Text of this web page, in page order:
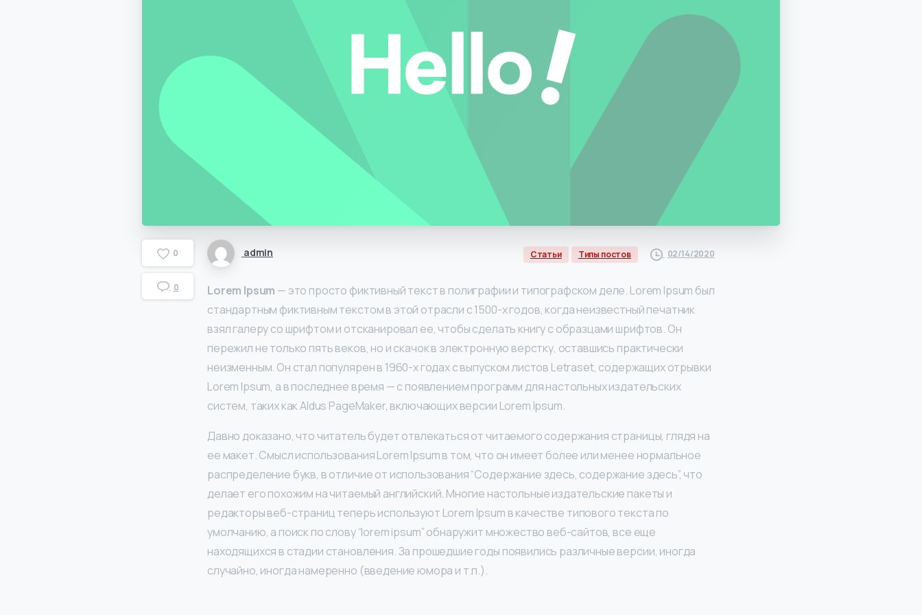
0
0
admin Статьи Типы постов 02/14/2020
Lorem Ipsum — это просто фиктивный текст в полиграфии и типографском деле. Lorem Ipsum был
стандартным фиктивным текстом в этой отрасли с 1500-х годов, когда неизвестный печатник
взял галеру со шрифтом и отсканировал ее, чтобы сделать книгу с образцами шрифтов. Он
пережил не только пять веков, но и скачок в электронную верстку, оставшись практически
неизменным. Он стал популярен в 1960-х годах с выпуском листов Letraset, содержащих отрывки
Lorem Ipsum, а в последнее время — с появлением программ для настольных издательских
систем, таких как Aldus PageMaker, включающих версии Lorem Ipsum.
Давно доказано, что читатель будет отвлекаться от читаемого содержания страницы, глядя на
ее макет. Смысл использования Lorem Ipsum в том, что он имеет более или менее нормальное
распределение букв, в отличие от использования “Содержание здесь, содержание здесь”, что
делает его похожим на читаемый английский. Многие настольные издательские пакеты и
редакторы веб-страниц теперь используют Lorem Ipsum в качестве типового текста по
умолчанию, а поиск по слову “lorem ipsum” обнаружит множество веб-сайтов, все еще
находящихся в стадии становления. За прошедшие годы появились различные версии, иногда
случайно, иногда намеренно (введение юмора и т.п.).